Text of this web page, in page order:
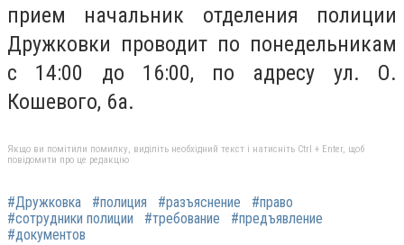
прием начальник отделения полиции
Дружковки проводит по понедельникам
с 14:00 до 16:00, по адресу ул. О.
Кошевого, 6а.
Якщо ви помітили помилку, виділіть необхідний текст і натисніть Ctrl + Enter, щоб
повідомити про це редакцію
#Дружковка #полиция #разъяснение
#право
#сотрудники полиции
#требование
#предъявление
#документов